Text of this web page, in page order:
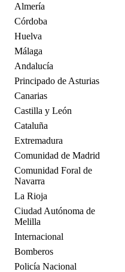
Almería
Córdoba
Huelva
Málaga
Andalucía
Principado de Asturias
Canarias
Castilla y León
Cataluña
Extremadura
Comunidad de Madrid
Comunidad Foral de
Navarra
La Rioja
Ciudad Autónoma de
Melilla
Internacional
Bomberos
Policía Nacional